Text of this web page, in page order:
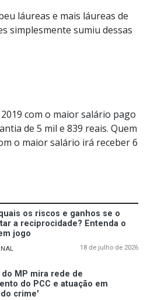
láureas e mais láureas de
simplesmente sumiu dessas
com o maior salário pago
de 5 mil e 839 reais. Quem
o maior salário irá receber 6
os riscos e ganhos se o
a reciprocidade? Entenda o
jogo
18 de julho de 2026
do MP mira rede de
do PCC e atuação em
crime'